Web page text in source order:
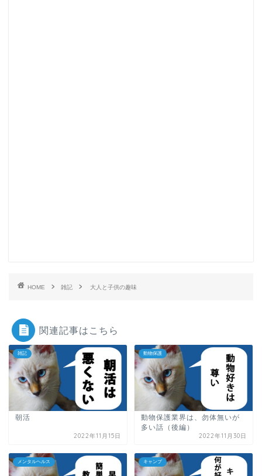
HOME 雑記 大人と子供の趣味
関連記事はこちら
雑記
朝活
2022年11月15日
動物保護
動物保護業界は、勿体無いが
多い話（後編）
2022年11月30日
メンタルヘルス キャンプ